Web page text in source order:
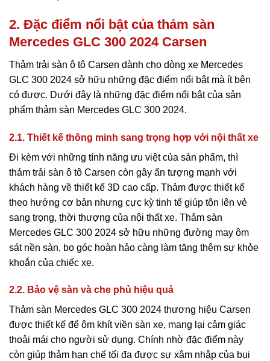
2. Đặc điểm nổi bật của thảm sàn
Mercedes GLC 300 2024 Carsen
Thảm trải sàn ô tô Carsen dành cho dòng xe Mercedes
GLC 300 2024 sở hữu những đặc điểm nổi bật mà ít bên
có được. Dưới đây là những đặc điểm nổi bật của sản
phẩm thảm sàn Mercedes GLC 300 2024.
2.1. Thiết kế thông minh sang trọng hợp với nội thất xe
Đi kèm với những tính năng ưu việt của sản phẩm, thì
thảm trải sàn ô tô Carsen còn gây ấn tượng mạnh với
khách hàng về thiết kế 3D cao cấp. Thảm được thiết kế
theo hướng cơ bản nhưng cực kỳ tinh tế giúp tôn lên vẻ
sang trọng, thời thượng của nội thất xe. Thảm sàn
Mercedes GLC 300 2024 sở hữu những đường may ôm
sát nền sàn, bo góc hoàn hảo càng làm tăng thêm sự khỏe
khoắn của chiếc xe.
2.2. Bảo vệ sàn và che phủ hiệu quả
Thảm sàn Mercedes GLC 300 2024 thương hiệu Carsen
được thiết kế để ôm khít viền sàn xe, mang lại cảm giác
thoải mái cho người sử dụng. Chính nhờ đặc điểm này
còn giúp thảm hạn chế tối đa được sự xâm nhập của bụi